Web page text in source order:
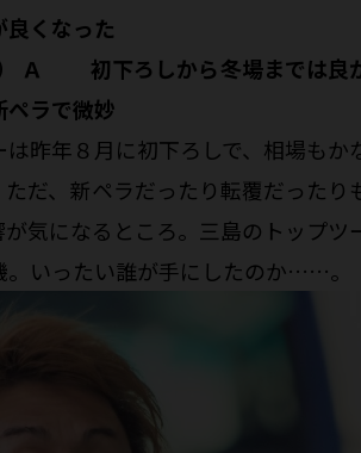
良くなった
Ａ 初下ろしから冬場までは良
ペラで微妙
昨年８月に初下ろしで、相場もか
ただ、新ペラだったり転覆だったり
気になるところ。三島のトップツ
。いったい誰が手にしたのか……。